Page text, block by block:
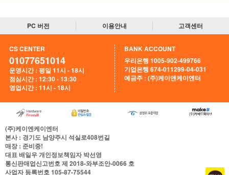
PC 버전 이용안내 고객센터
CS CENTER
01077651014
운영시간 : 평일 11시 - 18시
점심시간 : 12:30 - 13:30
영업시간 : 11시 - 18시
BANK ACCOUNT
우리은행 1005-902-499766
기업은행 674-011299-04-031
예금주 : (주)케이앤케이엔터
(주)케이엔케이엔터
본사: 경기도 남양주시 석실로408번길
매장: 준비중!
대표배일우개인정보책임자박선영
통신판매업신고번호제 2018-와부조안-0066 호
사업자 등록번호105-87-75544